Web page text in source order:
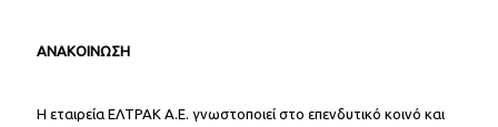
ΑΝΑΚΟΙΝΩΣΗ
Η εταιρεία ΕΛΤΡΑΚ Α.Ε. γνωστοποιεί στο επενδυτικό κοινό και